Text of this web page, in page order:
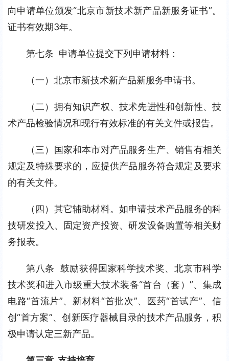
向申请单位颁发“北京市新技术新产品新服务证书”。
证书有效期3年。
第七条  申请单位提交下列申请材料：
（一）北京市新技术新产品新服务申请书。
（二）拥有知识产权、技术先进性和创新性、技
术产品检验情况和现行有效标准的有关文件或报告。
（三）国家和本市对产品服务生产、销售有相关
规定及特殊要求的，应提供产品服务符合规定及要求
的有关文件。
（四）其它辅助材料。如申请技术产品服务的科
技研发投入、固定资产投资、研发设备购置等相关财
务报表。
第八条  鼓励获得国家科学技术奖、北京市科学
技术奖和进入市级重大技术装备“首台（套）”、集成
电路“首流片”、新材料“首批次”、医药“首试产”、信
创“首方案”、创新医疗器械目录的技术产品服务，积
极申请认定三新产品。